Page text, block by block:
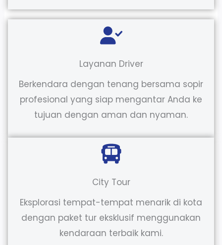
Layanan Driver
Berkendara dengan tenang bersama sopir
profesional yang siap mengantar Anda ke
tujuan dengan aman dan nyaman.
City Tour
Eksplorasi tempat-tempat menarik di kota
dengan paket tur eksklusif menggunakan
kendaraan terbaik kami.